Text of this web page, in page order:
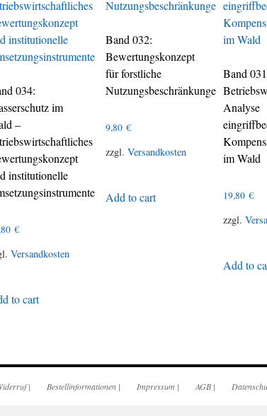
034:
im
–
institutionelle
€
Versandkosten
to cart
Band 032:
Bewertungskonzept
für forstliche
Nutzungsbeschränkunge
9,80€
zzgl.Versandkosten
Add to cart
Band
Analyse
im Wald
19,80 €
zzgl.
Add to
| Bestellinformationen | Impressum | AGB |